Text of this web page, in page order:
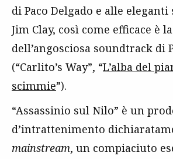
di Paco Delgado e alle
Jim Clay, così come efficace è
dell’angosciosa soundtrack di
(“Carlito’s Way”, “L’alba del
scimmie”).
“Assassinio sul Nilo” è un
d’intrattenimento
mainstream, un compiaciuto